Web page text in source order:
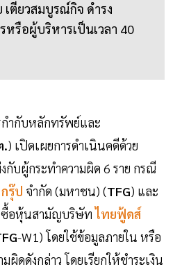
ตียวสมบูรณ์กิจ ดำรง
หรือผู้บริหารเป็นเวลา 40
ำกับหลักทรัพย์และ
.) เปิดเผยการดำเนินคดีด้วย
กับผู้กระทำความผิด 6 ราย กรณี
รุ๊ป จำกัด (มหาชน) (TFG) และ
อหุ้นสามัญบริษัท ไทยฟู้ดส์
-W1) โดยใช้ข้อมูลภายใน หรือ
ดดังกล่าว โดยเรียกให้ชำระเงิน